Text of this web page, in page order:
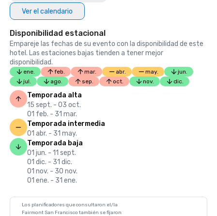
Ver el calendario
Disponibilidad estacional
Empareje las fechas de su evento con la disponibilidad de este
hotel. Las estaciones bajas tienden a tener mejor
disponibilidad.
ene. feb. mar. abr. may.
jun.
jul.
ago. sep. oct. nov. dic.
Temporada alta
15 sept. - 03 oct.
01 feb. - 31 mar.
Temporada intermedia
01 abr. - 31 may.
Temporada baja
01 jun. - 11 sept.
01 dic. - 31 dic.
01 nov. - 30 nov.
01 ene. - 31 ene.
Los planificadores que consultaron el/la
Fairmont San Francisco también se fijaron